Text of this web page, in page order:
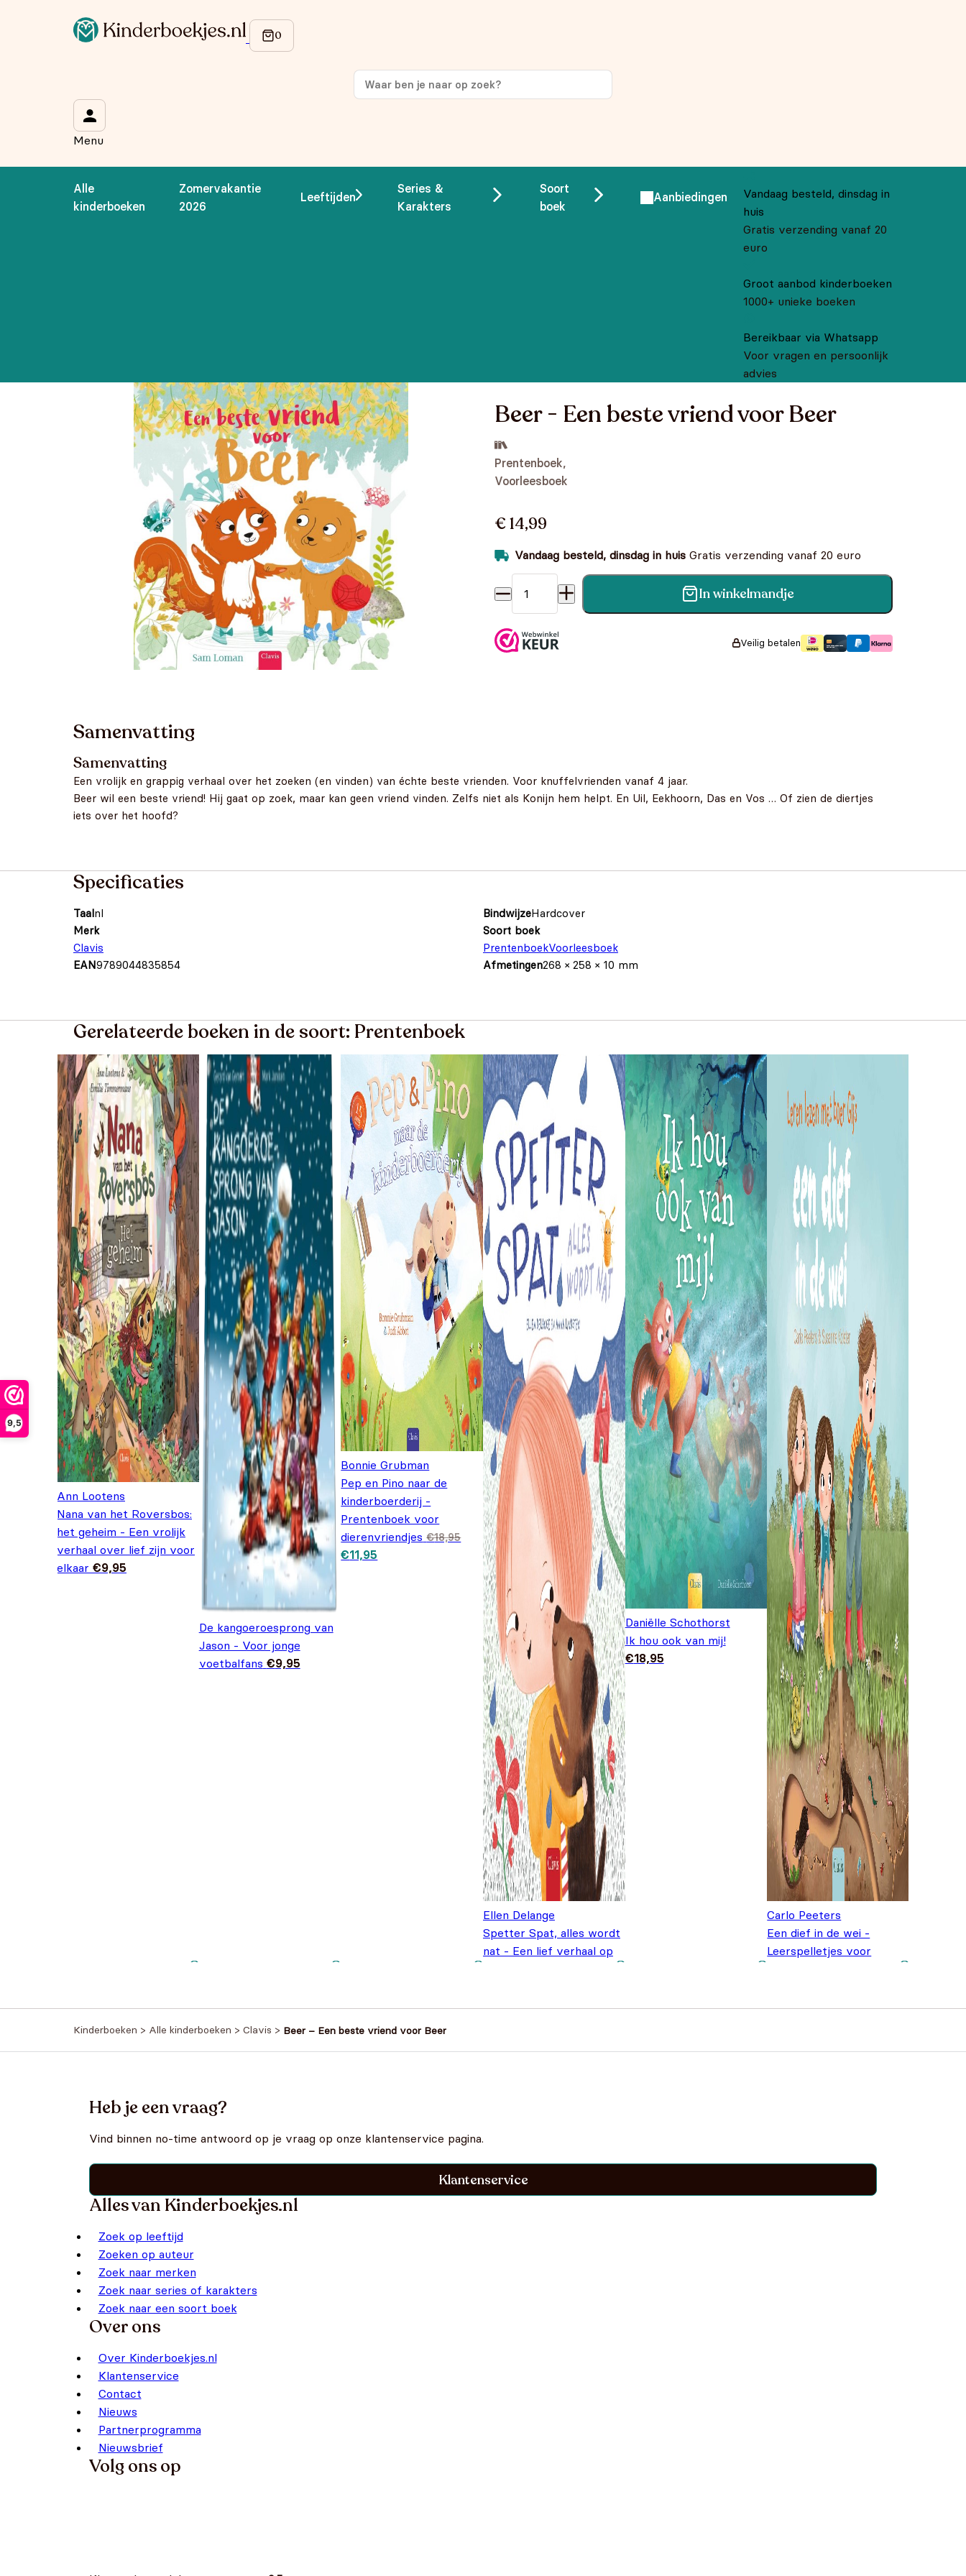
9,5
Menu
Alle
kinderboeken
Zomervakantie
2026
Leeftijden
Series &
Karakters
Soort
boek
Aanbiedingen
Vandaag besteld, dinsdag in
huis
Gratis verzending vanaf 20
euro
Groot aanbod kinderboeken
1000+ unieke boeken
Bereikbaar via Whatsapp
Voor vragen en persoonlijk
advies
Beer - Een beste vriend voor Beer
Prentenboek,
Voorleesboek
€ 14,99
Vandaag besteld, dinsdag in huis Gratis verzending vanaf 20 euro
Beer - Een beste vriend voor Beer aantalIn winkelmandje
Veilig betalen
Samenvatting
Samenvatting
Een vrolijk en grappig verhaal over het zoeken (en vinden) van échte beste vrienden. Voor knuffelvrienden vanaf 4 jaar.
Beer wil een beste vriend! Hij gaat op zoek, maar kan geen vriend vinden. Zelfs niet als Konijn hem helpt. En Uil, Eekhoorn, Das en Vos … Of zien de diertjes
iets over het hoofd?
Specificaties
Taalnl BindwijzeHardcover
Merk
Clavis
Soort boek
PrentenboekVoorleesboek
EAN9789044835854 Afmetingen268 × 258 × 10 mm
Gerelateerde boeken in de soort: Prentenboek
Ann Lootens
Nana van het Roversbos:
het geheim - Een vrolijk
verhaal over lief zijn voor
elkaar €9,95
De kangoeroesprong van
Jason - Voor jonge
voetbalfans €9,95
Bonnie Grubman
Pep en Pino naar de
kinderboerderij -
Prentenboek voor
dierenvriendjes €18,95
Oorspronkelijke prijs
was: €18,95.
€11,95
€11,95.
Ellen Delange
Spetter Spat, alles wordt
nat - Een lief verhaal op
Daniëlle Schothorst
Ik hou ook van mij!
€18,95
Carlo Peeters
Een dief in de wei -
Leerspelletjes voor
Kinderboeken > Alle kinderboeken > Clavis > Beer – Een beste vriend voor Beer
Heb je een vraag?
Vind binnen no-time antwoord op je vraag op onze klantenservice pagina.
Klantenservice
Alles van Kinderboekjes.nl
Zoek op leeftijd
Zoeken op auteur
Zoek naar merken
Zoek naar series of karakters
Zoek naar een soort boek
Over ons
Over Kinderboekjes.nl
Klantenservice
Contact
Nieuws
Partnerprogramma
Nieuwsbrief
Volg ons op
Op de hoogte blijven van onze acties?
op je eerste aankoop!
Wat is je voornaam?
Aanmelden